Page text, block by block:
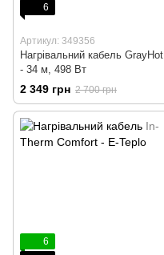
6
Артикул: 349356
Нагрівальний кабель GrayHot
- 34 м, 498 Вт
2 349 грн 2 700 грн
6